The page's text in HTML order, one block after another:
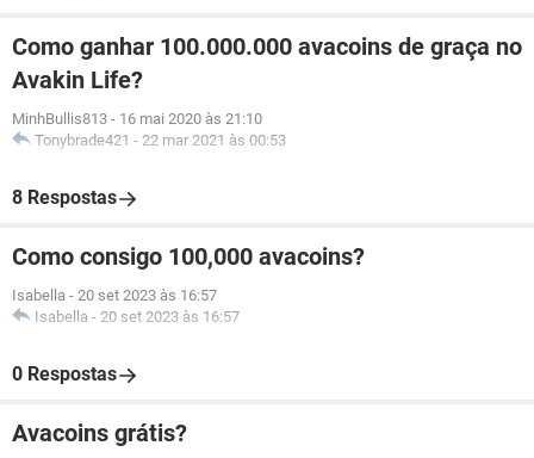
Como ganhar 100.000.000 avacoins de graça no
Avakin Life?
MinhBullis813 - 16 mai 2020 às 21:10
Tonybrade421 - 22 mar 2021 às 00:53
8 Respostas
Como consigo 100,000 avacoins?
Isabella - 20 set 2023 às 16:57
Isabella - 20 set 2023 às 16:57
0 Respostas
Avacoins grátis?